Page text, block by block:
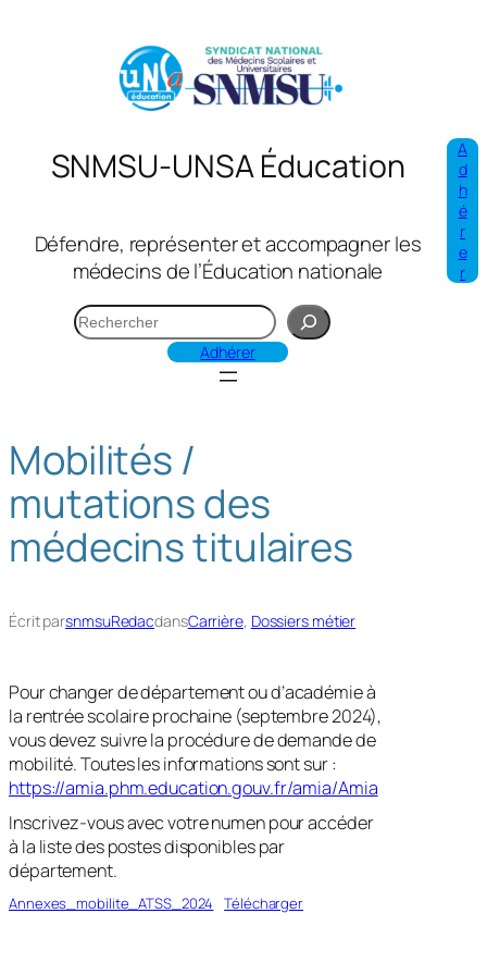
SNMSU-UNSA Éducation
Défendre, représenter et accompagner les
médecins de l’Éducation nationale
R
e
r
c
h
e
r
Adhérer
A
d
h
é
r
e
r
Mobilités /
mutations des
médecins titulaires
Écrit parsnmsuRedacdansCarrière, Dossiers métier
Pour changer de département ou d’académie à
la rentrée scolaire prochaine (septembre 2024),
vous devez suivre la procédure de demande de
mobilité. Toutes les informations sont sur :
https://amia.phm.education.gouv.fr/amia/Amia
Inscrivez-vous avec votre numen pour accéder
à la liste des postes disponibles par
département.
Annexes_mobilite_ATSS_2024 Télécharger